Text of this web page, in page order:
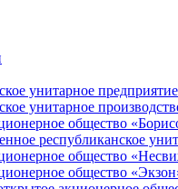
унитарное
унитарное
общество
республиканское
общество
общество